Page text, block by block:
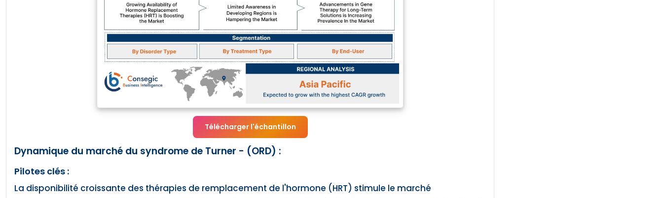
Télécharger l'échantillon
Dynamique du marché du syndrome de Turner - (ORD) :
Pilotes clés :
La disponibilité croissante des thérapies de remplacement de l'hormone (HRT) stimule le marché